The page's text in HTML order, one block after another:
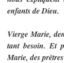
enfants de Dieu.
Vierge Marie,
tant besoin. Et
Marie, des